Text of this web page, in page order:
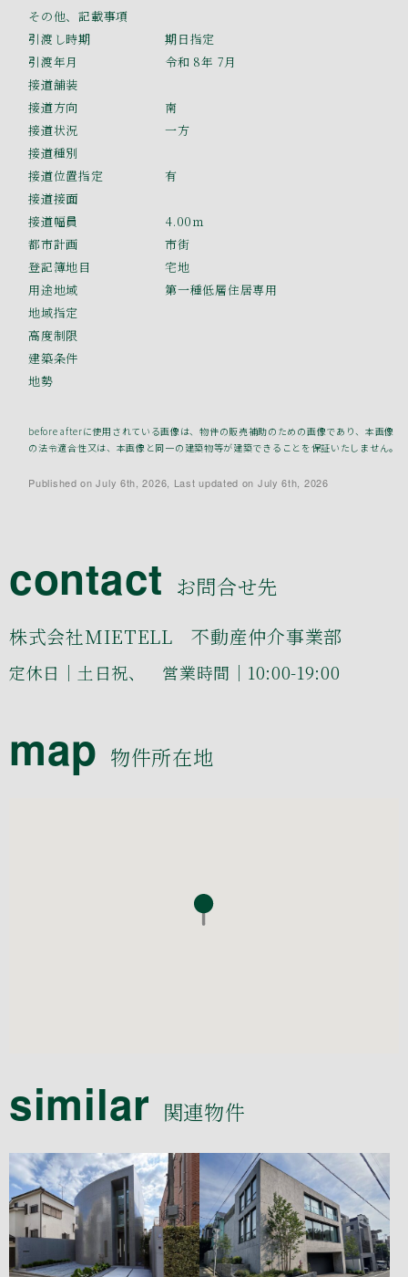
その他、記載事項
引渡し時期
期日指定
引渡年月
令和 8年 7月
接道舗装
接道方向
南
接道状況
一方
接道種別
接道位置指定
有
接道接面
接道幅員
4.00ｍ
都市計画
市街
登記簿地目
宅地
用途地域
第一種低層住居専用
地域指定
高度制限
建築条件
地勢
before afterに使用されている画像は、物件の販売補助のための画像であり、本画像
の法令適合性又は、本画像と同一の建築物等が建築できることを保証いたしません。
Published on July 6th, 2026, Last updated on July 6th, 2026
contact お問合せ先
株式会社MIETELL 不動産仲介事業部
定休日｜土日祝、 営業時間｜10:00-19:00
map 物件所在地
similar 関連物件